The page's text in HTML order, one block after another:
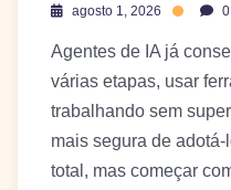
agosto 1, 2026
Agentes de IA já
várias etapas, usar
trabalhando sem
mais segura de
total, mas começar